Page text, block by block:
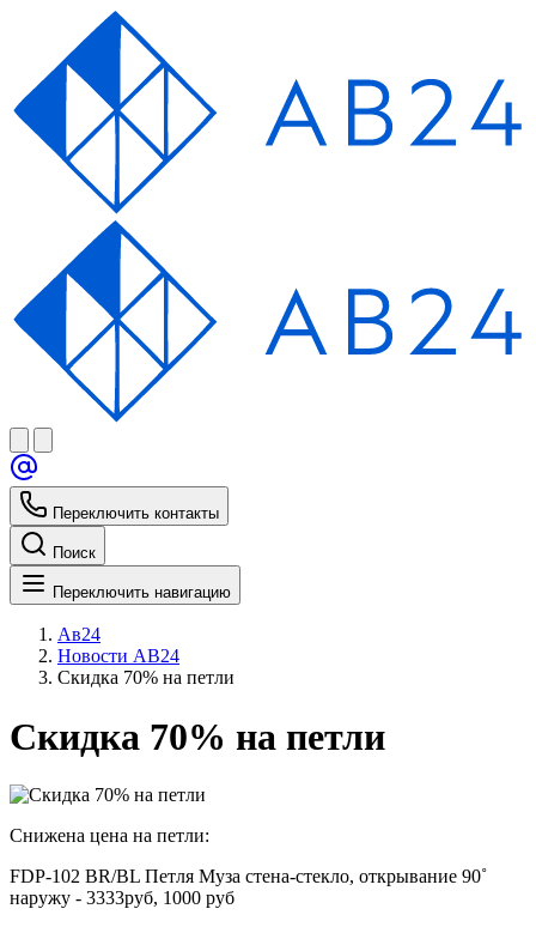
Переключить контакты
Поиск
Переключить навигацию
Ав24
Новости АВ24
Скидка 70% на петли
Скидка 70% на петли
Снижена цена на петли:
FDP-102 BR/BL Петля Муза стена-стекло, открывание 90˚
наружу - 3333руб, 1000 руб